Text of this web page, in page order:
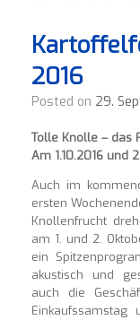
2016
Posted on 29.
Tolle Knolle – das
Am 1.10.2016 und
Auch im
ersten
Knollenfrucht
am 1. und 2.
ein
akustisch und
auch die